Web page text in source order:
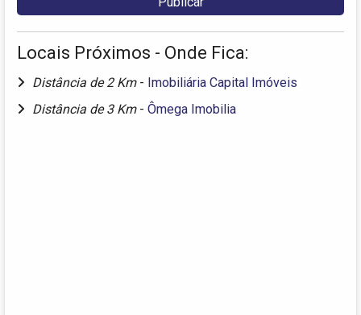
Locais Próximos - Onde Fica:
Distância de 2 Km - Imobiliária Capital Imóveis
Distância de 3 Km - Ômega Imobilia